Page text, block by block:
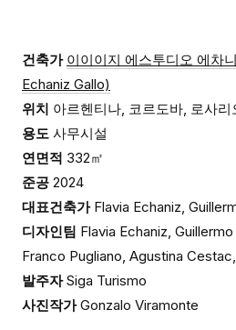
건축가 이이이지 에스투디오 에차
Echaniz Gallo)
위치 아르헨티나, 코르도바, 로사리
용도 사무시설
연면적 332㎡
준공 2024
대표건축가 Flavia Echaniz,
디자인팀 Flavia Echaniz,
Franco Pugliano, Agustina
발주자Siga Turismo
사진작가Gonzalo Viramonte